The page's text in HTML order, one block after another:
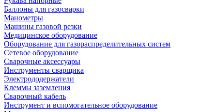
Баллоны для газосварки
Манометры
Машины газовой резки
Медицинское оборудование
Оборудование для газораспределительных систем
Сетевое оборудование
Сварочные аксессуары
Инструменты сварщика
Электрододержатели
Клеммы заземления
Сварочный кабель
Инструмент и вспомогательное оборудование